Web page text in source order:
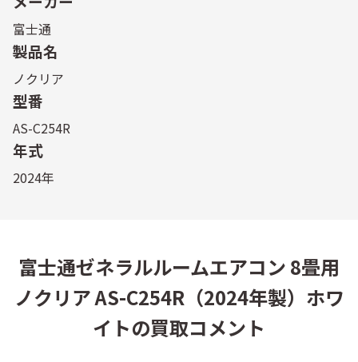
富士通
製品名
ノクリア
型番
AS-C254R
年式
2024年
富士通ゼネラルルームエアコン 8畳用
ノクリア AS-C254R（2024年製）ホワ
イトの買取コメント